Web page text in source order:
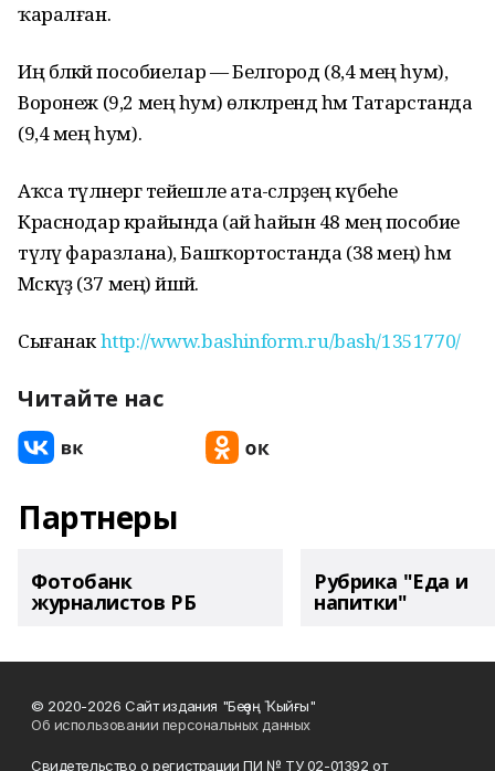
ҡаралған.
Иң бәләкәй пособиелар — Белгород (8,4 мең һум),
Воронеж (9,2 мең һум) өлкәләрендә һәм Татарстанда
(9,4 мең һум).
Аҡса түләнергә тейешле ата-әсәләрҙең күбеһе
Краснодар крайында (ай һайын 48 мең пособие
түләү фаразлана), Башҡортостанда (38 мең) һәм
Мәскәүҙә (37 мең) йәшәй.
Сығанакhttp://www.bashinform.ru/bash/1351770/
Читайте нас
Партнеры
Фотобанк
журналистов РБ
Рубрика "Еда и
напитки"
© 2020-2026 Сайт издания "Беҙҙең Ҡыйғы"
Об использовании персональных данных
Свидетельство о регистрации ПИ № ТУ 02-01392 от